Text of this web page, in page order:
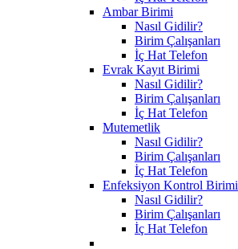
Ambar Birimi
Nasıl Gidilir?
Birim Çalışanları
İç Hat Telefon
Evrak Kayıt Birimi
Nasıl Gidilir?
Birim Çalışanları
İç Hat Telefon
Mutemetlik
Nasıl Gidilir?
Birim Çalışanları
İç Hat Telefon
Enfeksiyon Kontrol Birimi
Nasıl Gidilir?
Birim Çalışanları
İç Hat Telefon